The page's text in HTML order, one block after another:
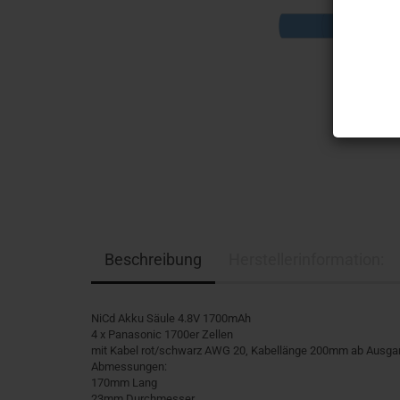
Beschreibung
NiCd Akku Säule 4.8V 1700mAh
4 x Panasonic 1700er Zellen
mit Kabel rot/schwarz AWG 20, Kabellänge 200mm ab
Abmessungen:
170mm Lang